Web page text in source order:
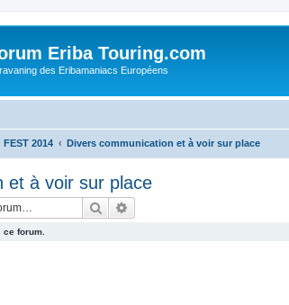
Eriba Touring.com
des Eribamaniacs Européens
FEST 2014 Divers communication et à voir sur place
et à voir sur place
Rechercher
forum.